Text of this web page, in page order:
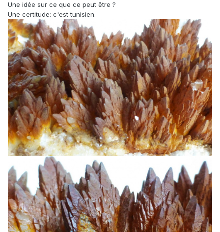
Une idée sur ce que ce peut être ?
Une certitude: c'est tunisien.